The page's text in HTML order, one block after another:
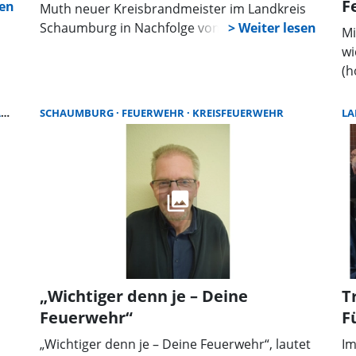
Muth neuer Kreisbrandmeister im Landkreis
Schaumburg in Nachfolge von Klaus-Peter
Brandschutzabschnitts Nord vorgeschlagen,
Benjamin Heine als sein Stellvertreter.
SCHAUMBURG FEUERWEHR KREISFEUERWEHR
„Wichtiger denn je – Deine
Feuerwehr“
„Wichtiger denn je – Deine Feuerwehr“, lautet